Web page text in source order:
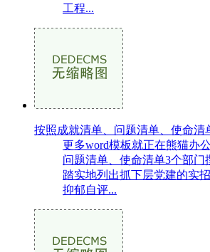
工程...
按照成就清单、问题清单、使命清
更多word模板就正在熊猫办
问题清单、使命清单3个部门
踏实地列出抓下层党建的实
抑郁自评...